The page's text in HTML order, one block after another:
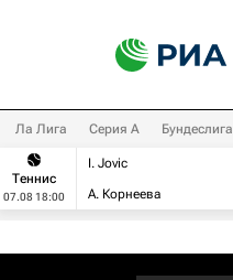
Ла Лига Серия А Бундеслига
Теннис
07.08 18:00
I. Jovic
А. Корнеева